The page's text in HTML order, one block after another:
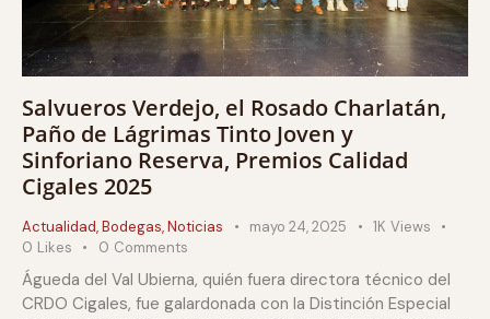
Salvueros Verdejo, el Rosado Charlatán,
Paño de Lágrimas Tinto Joven y
Sinforiano Reserva, Premios Calidad
Cigales 2025
Actualidad,Bodegas,Noticias mayo 24, 2025 1K Views
0 Likes 0 Comments
Águeda del Val Ubierna, quién fuera directora técnico del
CRDO Cigales, fue galardonada con la Distinción Especial